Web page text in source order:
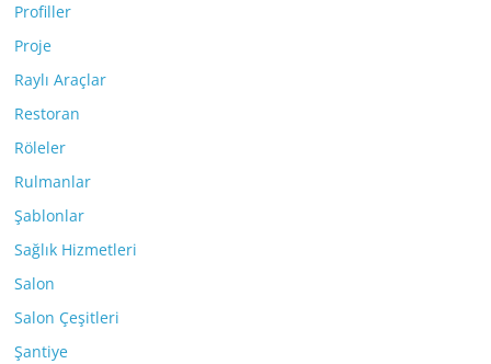
Profiller
Proje
Raylı Araçlar
Restoran
Röleler
Rulmanlar
Şablonlar
Sağlık Hizmetleri
Salon
Salon Çeşitleri
Şantiye